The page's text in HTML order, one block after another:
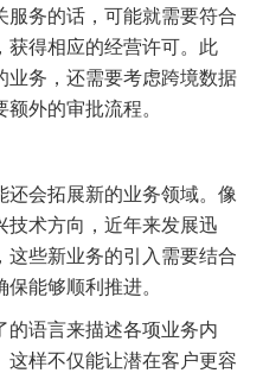
服务的话，可能就需要符合
获得相应的经营许可。此
业务，还需要考虑跨境数据
外的审批流程。
还会拓展新的业务领域。像
技术方向，近年来发展迅
这些新业务的引入需要结合
能够顺利推进。
的语言来描述各项业务内
这样不仅能让潜在客户更容